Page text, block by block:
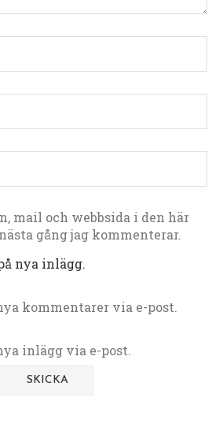
mail och webbsida i den här
gång jag kommenterar.
nya inlägg.
kommentarer via e-post.
inlägg via e-post.